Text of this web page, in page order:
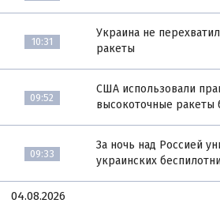
10:31
Украина не
ракеты
09:52
США использовали
высокоточные ракеты
09:33
За ночь над Россией
украинских
04.08.2026